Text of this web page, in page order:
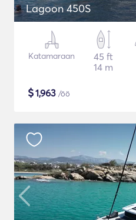
Lagoon 450S
Katamaraan
45 ft
14 m
$1,963 /öö